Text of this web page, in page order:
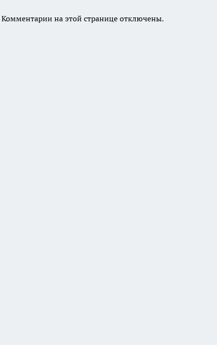
Комментарии на этой странице отключены.